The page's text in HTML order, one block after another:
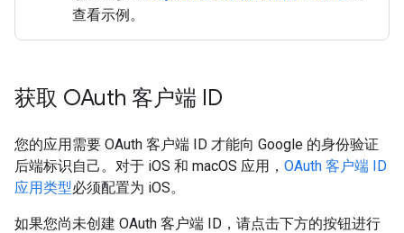
查看示例。
获取 OAuth 客户端 ID
您的应用需要 OAuth 客户端 ID 才能向 Google 的身份验证
后端标识自己。对于 iOS 和 macOS 应用， OAuth 客户端 ID
应用类型必须配置为 iOS。
如果您尚未创建 OAuth 客户端 ID，请点击下方的按钮进行